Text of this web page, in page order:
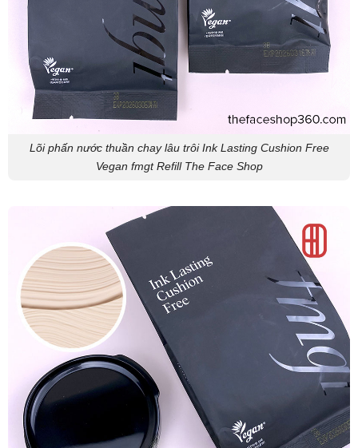
Lõi phấn nước thuần chay lâu trôi Ink Lasting Cushion Free
Vegan fmgt Refill The Face Shop